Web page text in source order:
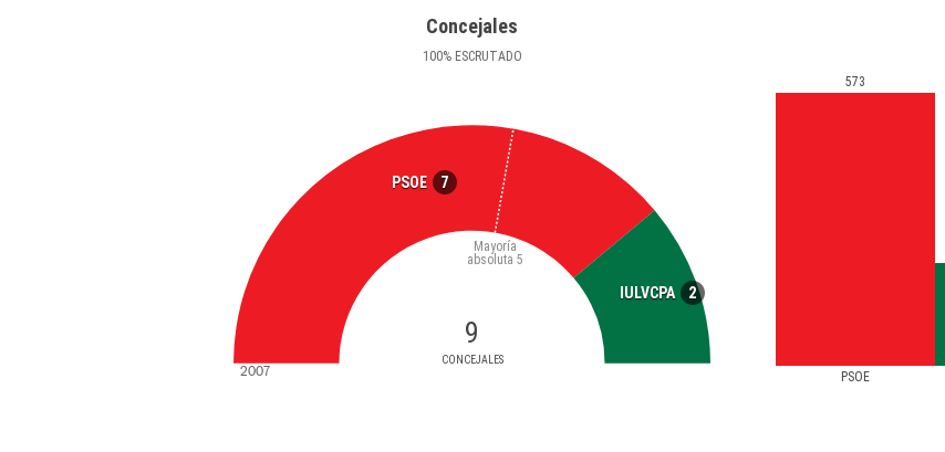
Concejales
100%ESCRUTADO
PSOE 7
IULVCPA 2
9
CONCEJALES
Mayoría
absoluta 5
2007 PSOE
573